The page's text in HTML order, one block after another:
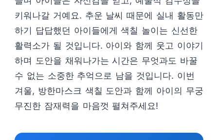
키워나갈 거예요. 추운 날씨 때문에 실내 활동만
하기 답답했던 아이들에게 색칠 놀이는 신선한
활력소가 될 것입니다. 아이와 함께 웃고 이야기
하며 도안을 채워나가는 시간은 무엇과도 바꿀
수 없는 소중한 추억으로 남을 것입니다. 이번
겨울, 방한마스크 색칠 도안과 함께 아이의 무궁
무진한 잠재력을 마음껏 펼쳐주세요!